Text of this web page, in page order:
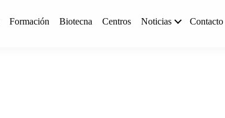
Formación Biotecna Centros Noticias Contacto